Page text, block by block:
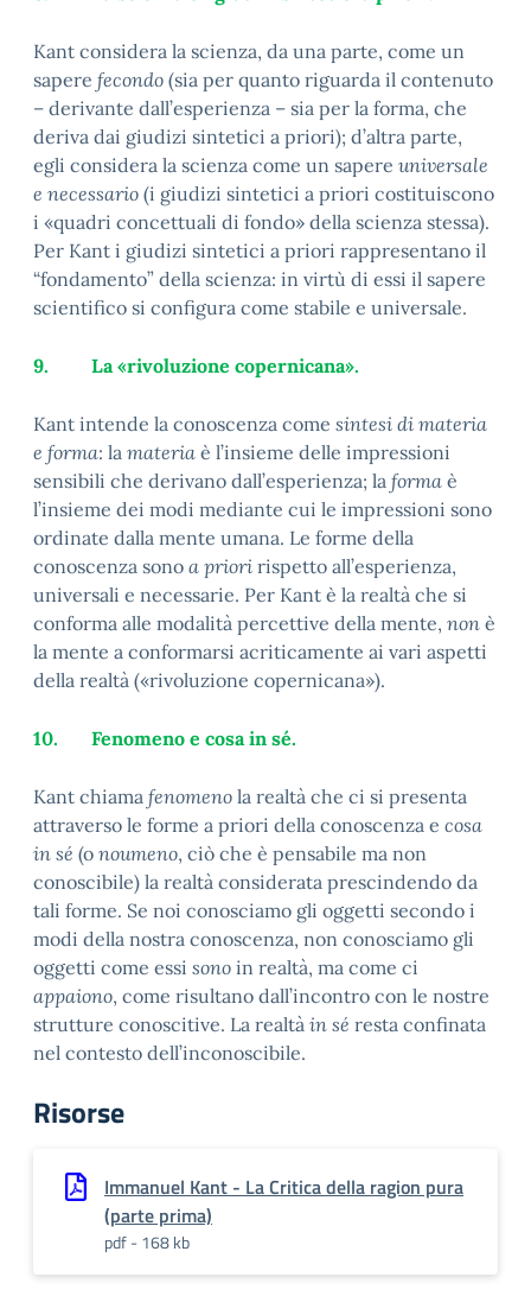
Kant considera la scienza, da una parte, come un
sapere fecondo (sia per quanto riguarda il contenuto
– derivante dall’esperienza – sia per la forma, che
deriva dai giudizi sintetici a priori); d’altra parte,
egli considera la scienza come un sapere universale
e necessario (i giudizi sintetici a priori costituiscono
i «quadri concettuali di fondo» della scienza stessa).
Per Kant i giudizi sintetici a priori rappresentano il
“fondamento” della scienza: in virtù di essi il sapere
scientifico si configura come stabile e universale.
9. La «rivoluzione copernicana».
Kant intende la conoscenza come sintesi di materia
e forma: la materia è l’insieme delle impressioni
sensibili che derivano dall’esperienza; la forma è
l’insieme dei modi mediante cui le impressioni sono
ordinate dalla mente umana. Le forme della
conoscenza sono a priori rispetto all’esperienza,
universali e necessarie. Per Kant è la realtà che si
conforma alle modalità percettive della mente, non è
la mente a conformarsi acriticamente ai vari aspetti
della realtà («rivoluzione copernicana»).
10. Fenomeno e cosa in sé.
Kant chiama fenomeno la realtà che ci si presenta
attraverso le forme a priori della conoscenza e cosa
in sé (o noumeno, ciò che è pensabile ma non
conoscibile) la realtà considerata prescindendo da
tali forme. Se noi conoscia­mo gli oggetti secondo i
modi della nostra conoscenza, non conosciamo gli
oggetti come essi sono in realtà, ma come ci
appaiono, come risultano dall’incontro con le nostre
strutture conoscitive. La realtà in sé resta confinata
nel contesto dell’inconoscibile.
Risorse
Immanuel Kant - La Critica della ragion pura
(parte prima)
pdf - 168 kb